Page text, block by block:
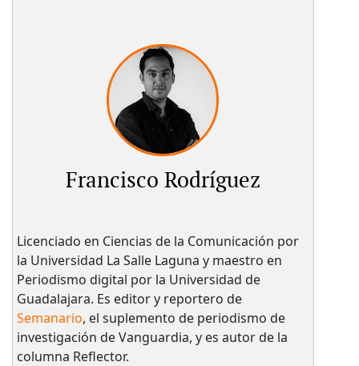
Francisco Rodríguez
Licenciado en Ciencias de la Comunicación por
la Universidad La Salle Laguna y maestro en
Periodismo digital por la Universidad de
Guadalajara. Es editor y reportero de
Semanario, el suplemento de periodismo de
investigación de Vanguardia, y es autor de la
columna Reflector.